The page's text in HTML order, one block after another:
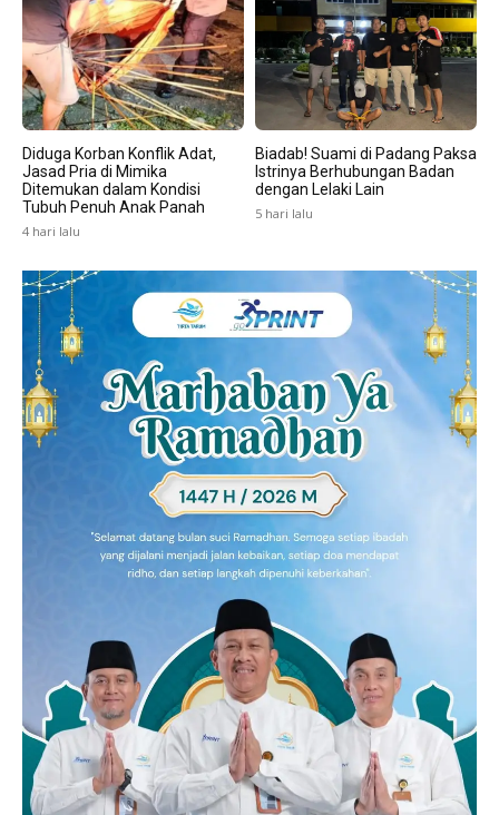
Diduga Korban Konflik Adat,
Jasad Pria di Mimika
Ditemukan dalam Kondisi
Tubuh Penuh Anak Panah
4 hari lalu
Biadab! Suami di Padang Paksa
Istrinya Berhubungan Badan
dengan Lelaki Lain
5 hari lalu